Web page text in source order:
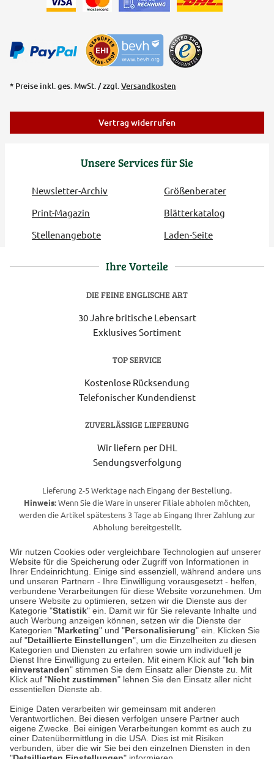
Wir nutzen Cookies oder vergleichbare Technologien auf unserer
Website für die Speicherung oder Zugriff von Informationen in
Ihrer Endeinrichtung. Einige sind essenziell, während andere uns
und unseren Partnern - Ihre Einwilligung vorausgesetzt - helfen,
verbundene Verarbeitungen für diese Website vorzunehmen. Um
unsere Website zu optimieren, setzen wir die Dienste aus der
Kategorie "Statistik" ein. Damit wir für Sie relevante Inhalte und
auch Werbung anzeigen können, setzen wir die Dienste der
Kategorien "Marketing" und "Personalisierung" ein. Klicken Sie
auf "Detaillierte Einstellungen", um die Einzelheiten zu diesen
Kategorien und Diensten zu erfahren sowie um individuell je
Dienst Ihre Einwilligung zu erteilen. Mit einem Klick auf "Ich bin
einverstanden" stimmen Sie dem Einsatz aller Dienste zu. Mit
Klick auf "Nicht zustimmen" lehnen Sie den Einsatz aller nicht
essentiellen Dienste ab.
Einige Daten verarbeiten wir gemeinsam mit anderen
Verantwortlichen. Bei diesen verfolgen unsere Partner auch
eigene Zwecke. Bei einigen Verarbeitungen kommt es auch zu
einer Datenübermittlung in die USA. Dies ist mit Risiken
verbunden, über die wir Sie bei den einzelnen Diensten in den
Unsere Services für Sie
Newsletter-Archiv
Größenberater
Print-Magazin
Blätterkatalog
Stellenangebote
Laden-Seite
* Preise inkl. ges. MwSt. / zzgl.Versandkosten
Vertrag widerrufen
Ihre Vorteile
DIE FEINE ENGLISCHE ART
30 Jahre britische Lebensart
Exklusives Sortiment
TOP SERVICE
Kostenlose Rücksendung
Telefonischer Kundendienst
ZUVERLÄSSIGE LIEFERUNG
Wir liefern per DHL
Sendungsverfolgung
Lieferung 2-5 Werktage nach Eingang der Bestellung.
Hinweis:Wenn Sie die Ware in unserer Filiale abholen möchten,
werden die Artikel spätestens 3 Tage ab Eingang Ihrer Zahlung zur
Abholung bereitgestellt.
Unser Geschäft in Meckenheim
Auf dem Steinbüchel 6
53340 Meckenheim
Montag bis Samstag 9:00 Uhr bis 18:00 Uhr
weitere Information
Hier finden Sie uns im Netz